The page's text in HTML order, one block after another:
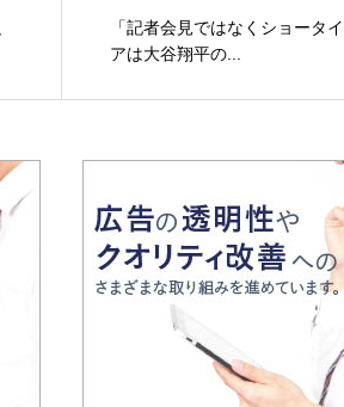
「記者会見ではなくショータ
アは大谷翔平の...